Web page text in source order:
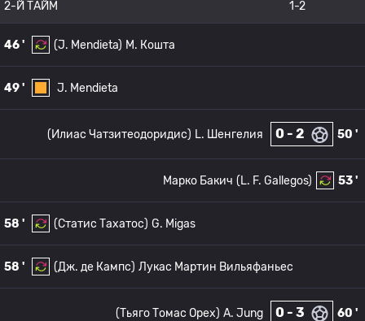
2-Й ТАЙМ 1-2
46 ' (J. Mendieta) М. Кошта
49 ' J. Mendieta
50 '
0 - 2
L. Шенгелия
(Илиас Чатзитеодоридис)
53 '
(L. F. Gallegos)
Марко Бакич
58 ' (Статис Тахатос) G. Migas
58 ' (Дж. де Кампс) Лукас Мартин Вильяфаньес
60 '
0 - 3
A. Jung
(Тьяго Томас Орех)